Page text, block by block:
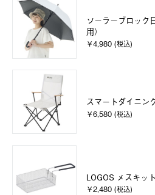
ソーラーブロック
用）
￥4,980 (税込)
スマートダイニン
￥6,580 (税込)
LOGOS メスキッ
￥2,480 (税込)